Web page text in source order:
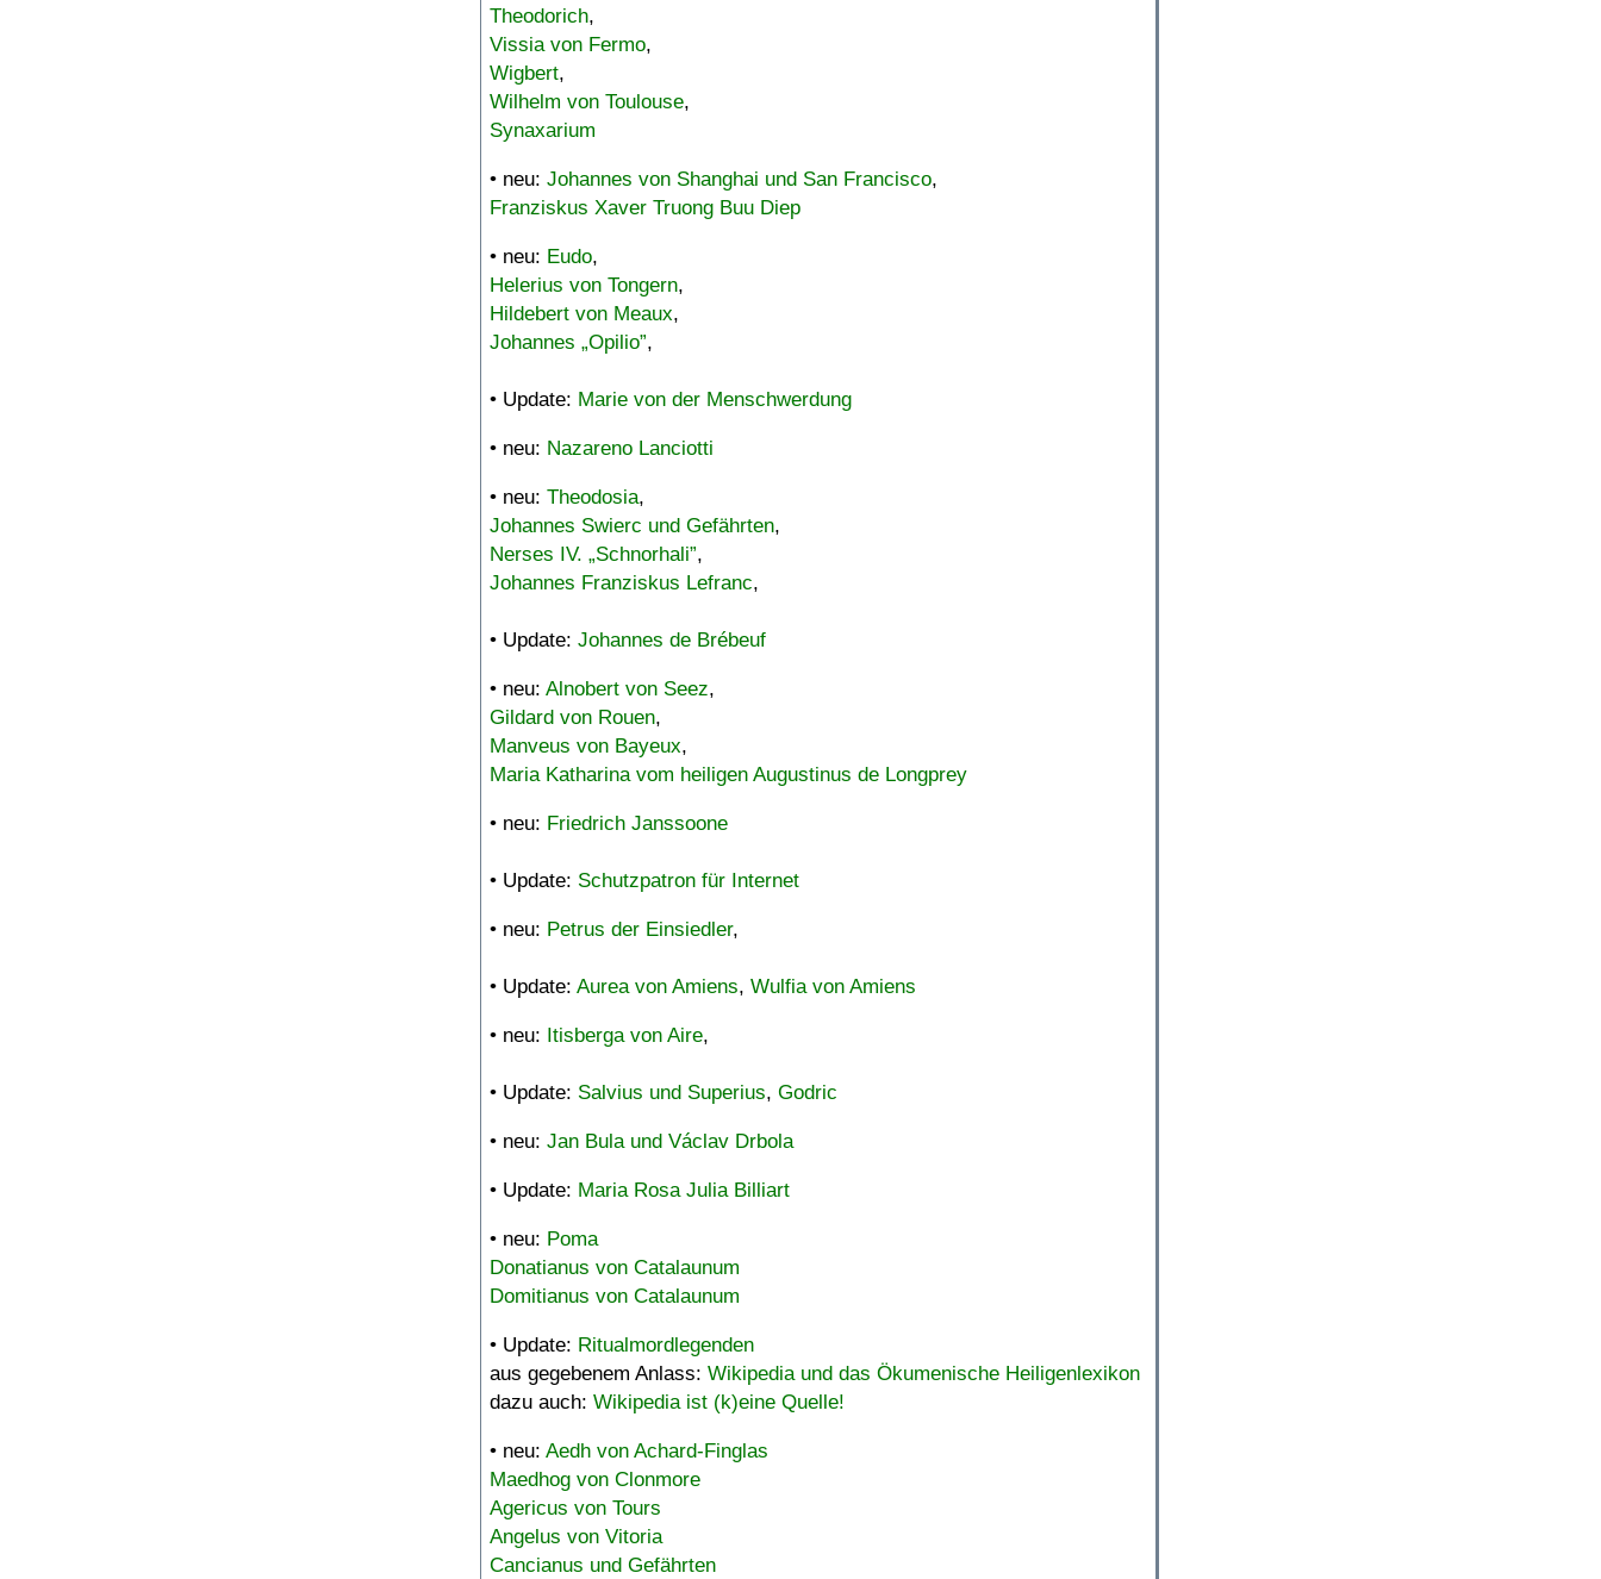
Theodorich,
Vissia von Fermo,
Wigbert,
Wilhelm von Toulouse,
Synaxarium
• neu: Johannes von Shanghai und San Francisco,
Franziskus Xaver Truong Buu Diep
• neu: Eudo,
Helerius von Tongern,
Hildebert von Meaux,
Johannes „Opilio”,
• Update: Marie von der Menschwerdung
• neu: Nazareno Lanciotti
• neu: Theodosia,
Johannes Swierc und Gefährten,
Nerses IV. „Schnorhali”,
Johannes Franziskus Lefranc,
• Update: Johannes de Brébeuf
• neu: Alnobert von Seez,
Gildard von Rouen,
Manveus von Bayeux,
Maria Katharina vom heiligen Augustinus de Longprey
• neu: Friedrich Janssoone
• Update: Schutzpatron für Internet
• neu: Petrus der Einsiedler,
• Update: Aurea von Amiens, Wulfia von Amiens
• neu: Itisberga von Aire,
• Update: Salvius und Superius, Godric
• neu: Jan Bula und Václav Drbola
• Update: Maria Rosa Julia Billiart
• neu: Poma
Donatianus von Catalaunum
Domitianus von Catalaunum
• Update: Ritualmordlegenden
aus gegebenem Anlass: Wikipedia und das Ökumenische Heiligenlexikon
dazu auch: Wikipedia ist (k)eine Quelle!
• neu: Aedh von Achard-Finglas
Maedhog von Clonmore
Agericus von Tours
Angelus von Vitoria
Cancianus und Gefährten